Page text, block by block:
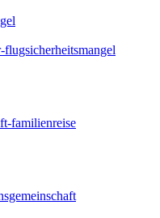
familienreise